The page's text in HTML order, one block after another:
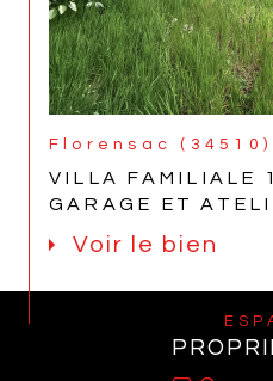
Florensac (34510)
VILLA FAMILIALE
GARAGE ET
Voir le bien